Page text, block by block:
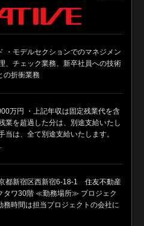
・モデルセクションでのマネジメン
、チェック業務、新卒社員への技術
の折衝業務
万円 ・上記年収は固定残業代を含
業を超過した分は、別途支給いたし
当は、全て別途支給いたします。
都新宿区西新宿6-18-1 住友不動産
タワ30階 ≪勤務場所≫ プロジェク
務時間は担当プロジェクトの会社に